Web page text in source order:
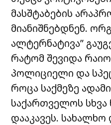
მასშტაბების
მიანიშნებდნენ.
ალტერნატივა”
რატომ შევიდა
პოლიციელი და
როცა საქმეზე
საქართველოს სხვა
დააკავეს.